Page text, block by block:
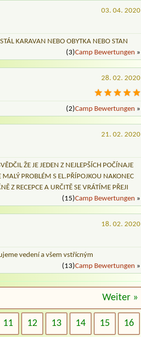
03. 04. 2020
KARAVAN NEBO OBYTKA NEBO STAN
(3)Camp Bewertungen »
28. 02. 2020
(2)Camp Bewertungen »
21. 02. 2020
ŽE JE JEDEN Z NEJLEPŠÍCH POČÍNAJE
MALÝ PROBLÉM S EL.PŘÍPOJKOU NAKONEC
Z RECEPCE A URČITĚ SE VRÁTÍME PŘEJI
(15)Camp Bewertungen »
18. 02. 2020
vedení a všem vstřícným
(13)Camp Bewertungen »
Weiter »
11 12 13 14 15 16